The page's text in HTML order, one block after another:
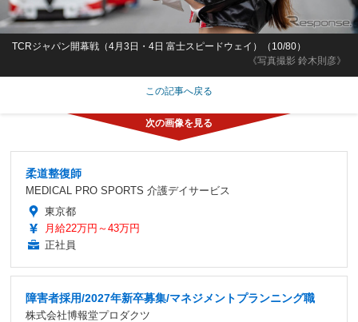
《写真撮影 鈴木則彦》
TCRジャパン開幕戦（4月3日・4日 富士スピードウェイ）（10/80）
この記事へ戻る
柔道整復師
MEDICAL PRO SPORTS 介護デイサービス
東京都
月給22万円～43万円
正社員
障害者採用/2027年新卒募集/マネジメントプランニング職
株式会社博報堂プロダクツ